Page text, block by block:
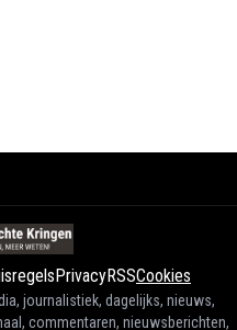
PrivacyRSSCookies
journalistiek, dagelijks, nieuws,
commentaren, nieuwsberichten,